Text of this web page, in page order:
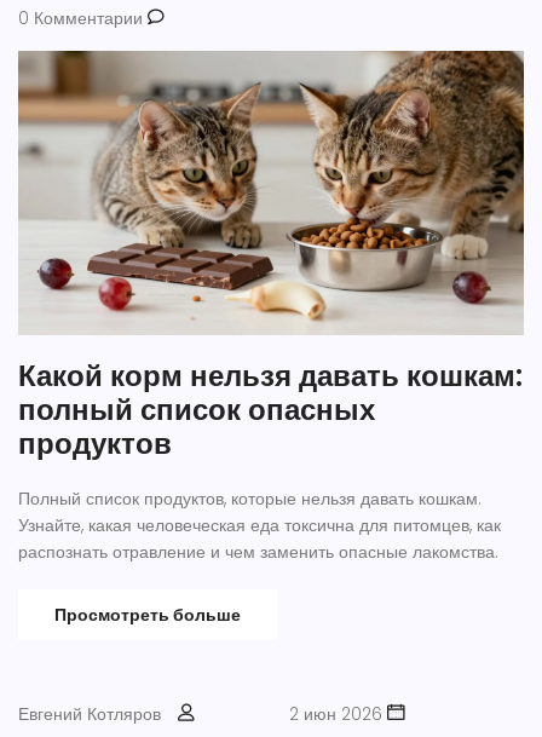
0 Комментарии
Какой корм нельзя давать кошкам:
полный список опасных
продуктов
Полный список продуктов, которые нельзя давать кошкам.
Узнайте, какая человеческая еда токсична для питомцев, как
распознать отравление и чем заменить опасные лакомства.
Просмотреть больше
Евгений Котляров
2 июн 2026